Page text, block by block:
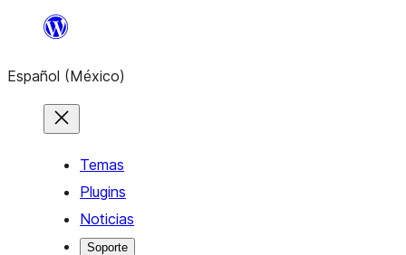
Saltar
contenido
Español (México)
Temas
Plugins
Noticias
Soporte